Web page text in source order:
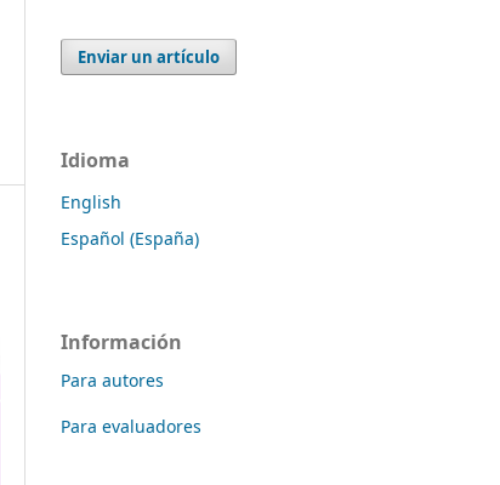
Enviar un artículo
Idioma
English
Español (España)
Información
Para autores
Para evaluadores